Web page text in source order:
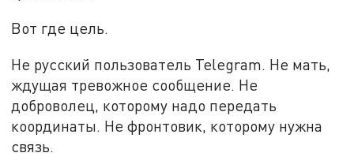
Вот где цель.
Не русский пользователь Telegram. Не мать,
ждущая тревожное сообщение. Не
доброволец, которому надо передать
координаты. Не фронтовик, которому нужна
связь.